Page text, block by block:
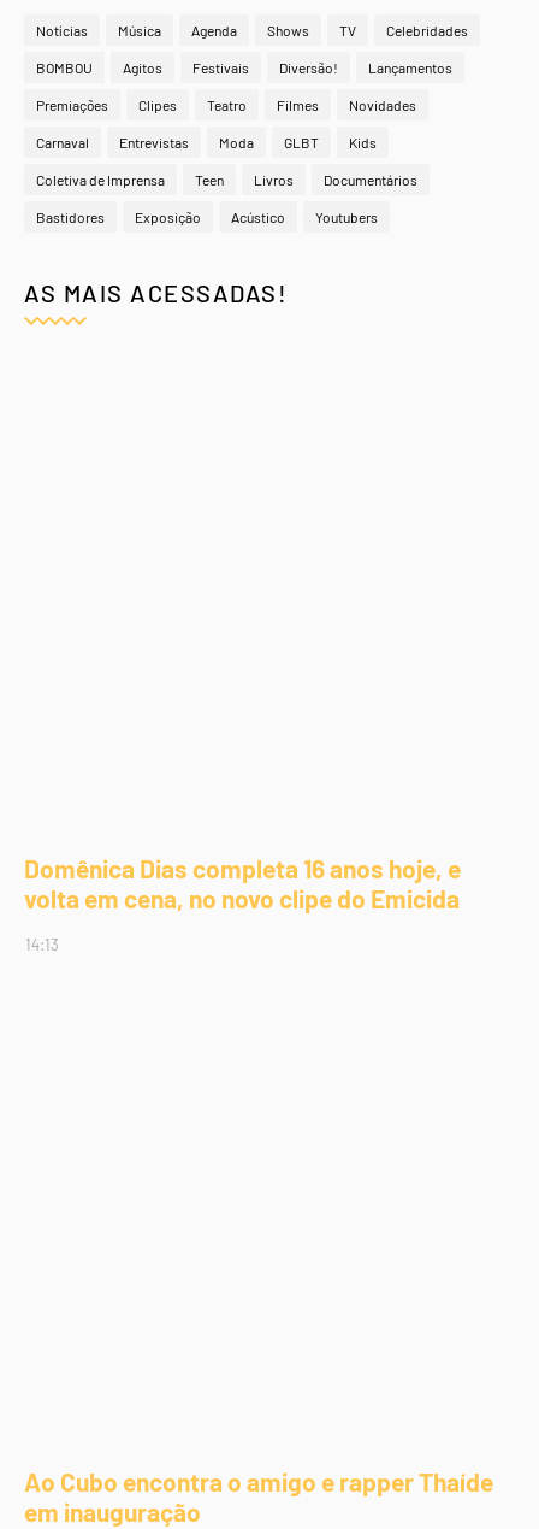
Notícias Música Agenda Shows TV Celebridades
BOMBOU Agitos Festivais Diversão! Lançamentos
Premiações Clipes Teatro Filmes Novidades
Carnaval Entrevistas Moda GLBT Kids
Coletiva de Imprensa Teen Livros Documentários
Bastidores Exposição Acústico Youtubers
AS MAIS ACESSADAS!
Domênica Dias completa 16 anos hoje, e
volta em cena, no novo clipe do Emicida
14:13
Ao Cubo encontra o amigo e rapper Thaíde
em inauguração